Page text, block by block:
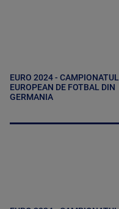
EURO 2024 - CAMPIONATUL
EUROPEAN DE FOTBAL DIN
GERMANIA